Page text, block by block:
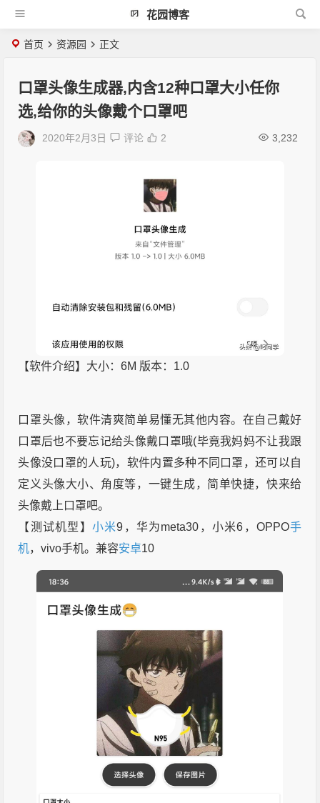
花园博客
首页 资源园 正文
口罩头像生成器,内含12种口罩大小任你
选,给你的头像戴个口罩吧
2020年2月3日 评论 3,232
2
【软件介绍】大小：6M 版本：1.0
口罩头像，软件清爽简单易懂无其他内容。在自己戴好
口罩后也不要忘记给头像戴口罩哦(毕竟我妈妈不让我跟
头像没口罩的人玩)，软件内置多种不同口罩，还可以自
定义头像大小、角度等，一键生成，简单快捷，快来给
头像戴上口罩吧。
【测试机型】 小米9，华为meta30，小米6，OPPO手
机，vivo手机。兼容安卓10